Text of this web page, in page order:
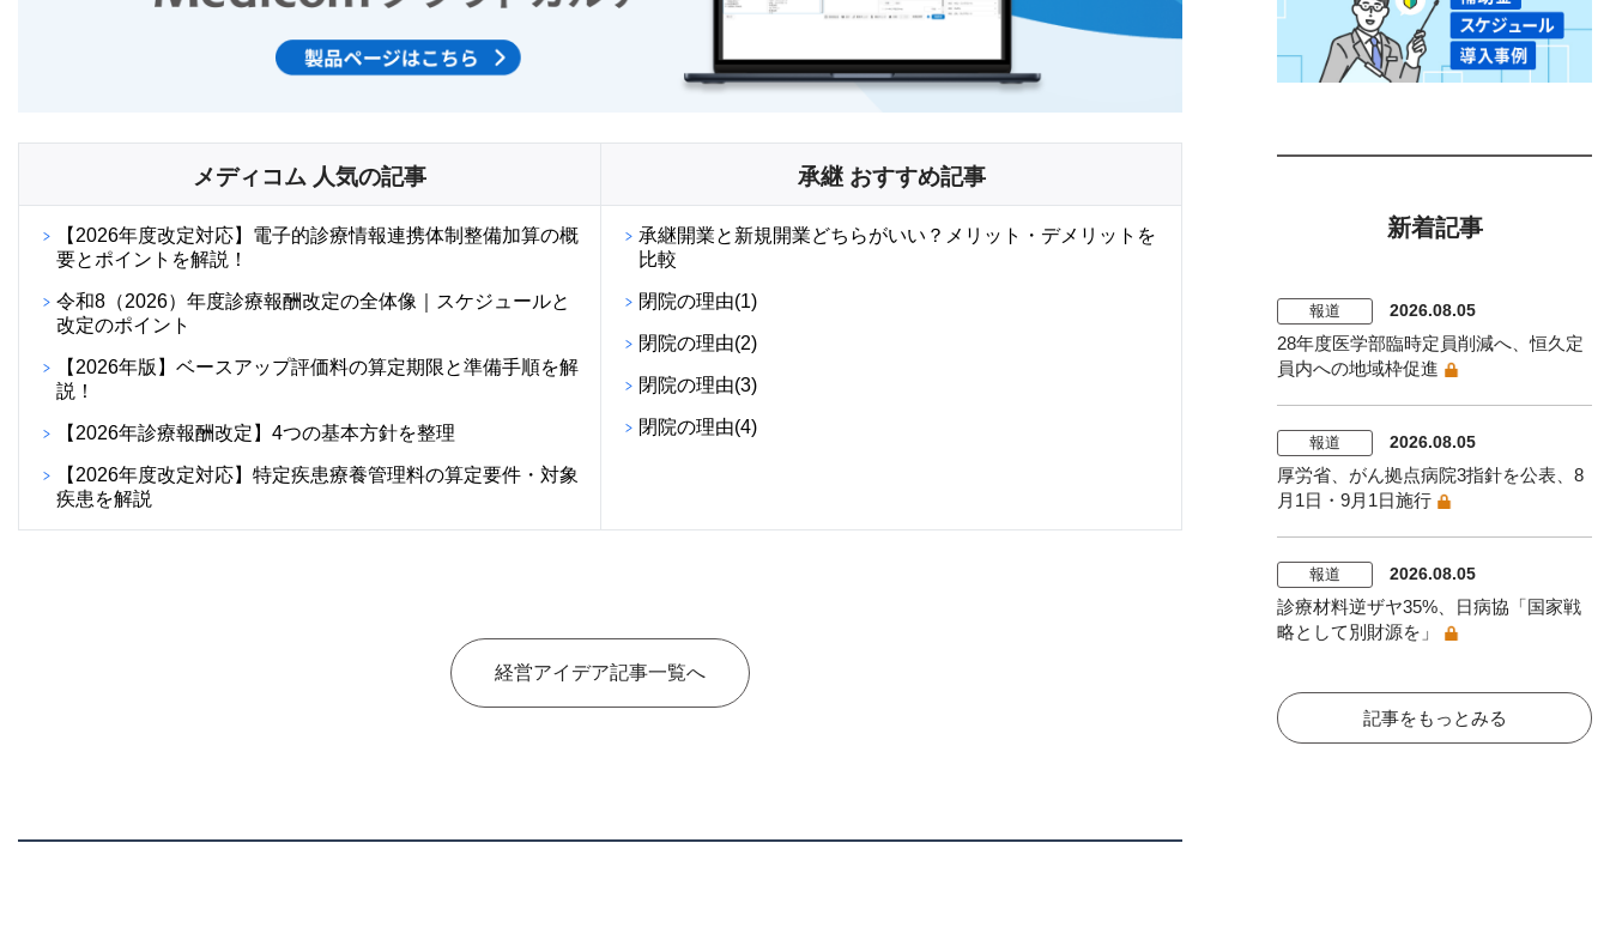
メディコム 人気の記事
【2026年度改定対応】電子的診療情報連携体制整備加算の概
要とポイントを解説！
令和8（2026）年度診療報酬改定の全体像｜スケジュールと
改定のポイント
【2026年版】ベースアップ評価料の算定期限と準備手順を解
説！
【2026年診療報酬改定】4つの基本方針を整理
【2026年度改定対応】特定疾患療養管理料の算定要件・対象
疾患を解説
承継 おすすめ記事
承継開業と新規開業どちらがいい？メリット・デメリットを
比較
閉院の理由(1)
閉院の理由(2)
閉院の理由(3)
閉院の理由(4)
経営アイデア記事一覧へ
新着記事
報道 2026.08.05
28年度医学部臨時定員削減へ、恒久定
員内への地域枠促進
報道 2026.08.05
厚労省、がん拠点病院3指針を公表、8
月1日・9月1日施行
報道 2026.08.05
診療材料逆ザヤ35%、日病協「国家戦
略として別財源を」
記事をもっとみる